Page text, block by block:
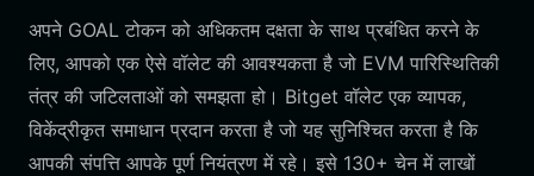
अपने GOAL टोकन को अधिकतम दक्षता के साथ प्रबंधित करने के
लिए, आपको एक ऐसे वॉलेट की आवश्यकता है जो EVM पारिस्थितिकी
तंत्र की जटिलताओं को समझता हो। Bitget वॉलेट एक व्यापक,
विकेंद्रीकृत समाधान प्रदान करता है जो यह सुनिश्चित करता है कि
आपकी संपत्ति आपके पूर्ण नियंत्रण में रहे। इसे 130+ चेन में लाखों